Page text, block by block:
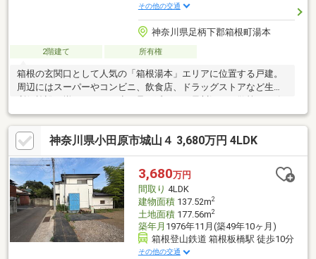
その他の交通
神奈川県足柄下郡箱根町湯本
2階建て 所有権
箱根の玄関口として人気の「箱根湯本」エリアに位置する戸建。
周辺にはスーパーやコンビニ、飲食店、ドラッグストアなど生活
利便施設が揃っており、少し足を延ばせば早川沿いの散策や、箱
根の山々を感じるハイキングコースも充実しており、自然に囲ま
れた穏やかな住環境も魅力です。定住はもちろんリゾートにもお
すすめです。■築年数不明
神奈川県小田原市城山４ 3,680万円 4LDK
3,680万円
間取り 4LDK
建物面積137.52m2
土地面積177.56m2
築年月 1976年11月(築49年10ヶ月)
箱根登山鉄道 箱根板橋駅 徒歩10分
その他の交通